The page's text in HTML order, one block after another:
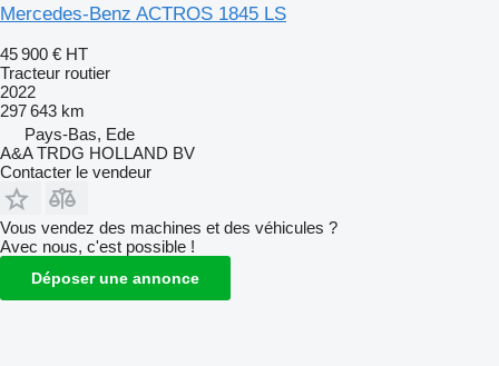
Mercedes-Benz ACTROS 1845 LS
45 900 € HT
Tracteur routier
2022
297 643 km
Pays-Bas, Ede
A&A TRDG HOLLAND BV
Contacter le vendeur
Vous vendez des machines et des véhicules ?
Avec nous, c'est possible !
Déposer une annonce